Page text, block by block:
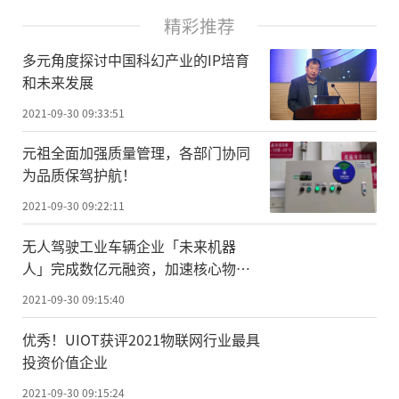
精彩推荐
多元角度探讨中国科幻产业的IP培育
和未来发展
2021-09-30 09:33:51
元祖全面加强质量管理，各部门协同
为品质保驾护航！
2021-09-30 09:22:11
无人驾驶工业车辆企业「未来机器
人」完成数亿元融资，加速核心物流
场景规模化复制
2021-09-30 09:15:40
优秀！UIOT获评2021物联网行业最具
投资价值企业
2021-09-30 09:15:24